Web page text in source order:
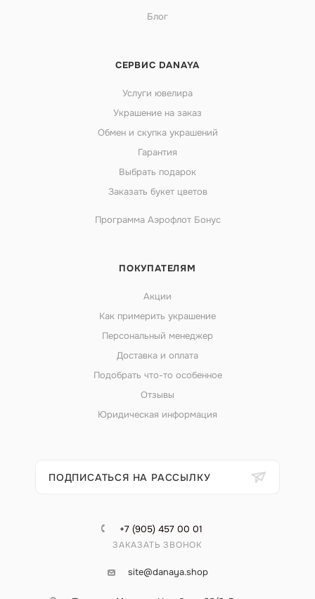
Блог
СЕРВИС DANAYA
Услуги ювелира
Украшение на заказ
Обмен и скупка украшений
Гарантия
Выбрать подарок
Заказать букет цветов
Программа Аэрофлот Бонус
ПОКУПАТЕЛЯМ
Акции
Как примерить украшение
Персональный менеджер
Доставка и оплата
Подобрать что-то особенное
Отзывы
Юридическая информация
ПОДПИСАТЬСЯ НА РАССЫЛКУ
+7 (905) 457 00 01
ЗАКАЗАТЬ ЗВОНОК
site@danaya.shop